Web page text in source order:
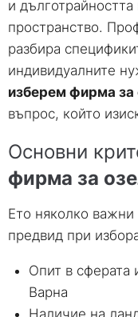
и
пространство.
разбира
индивидуалните
изберем фирма за
въпрос, който
Основни
фирма за
Ето няколко важни
предвид при
Опит в сферата
Варна